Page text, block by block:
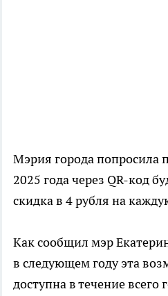
Мэрия города попросила
2025 года через QR-код
скидка в 4 рубля на
Как сообщил мэр
в следующем году эта
доступна в течение всего